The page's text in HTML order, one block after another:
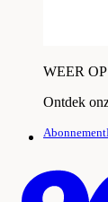
WEER
Ontdek